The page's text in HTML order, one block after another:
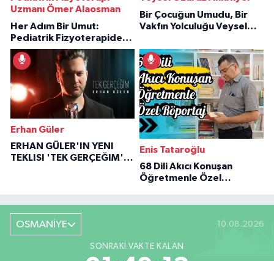
Uzmanı Ömer Alaosman
Her Adım Bir Umut:
Pediatrik Fizyoterapiden
İlham Veren Hikâyeler
Bir Çocuğun Umudu, Bir
Vakfın Yolculuğu Veysel
Erhan Güler
ERHAN GÜLER'IN YENI
TEKLISI 'TEK GERÇEĞIM'LE
Enis Tataroğlu
68 Dili Akıcı Konuşan
Öğretmenle Özel
OSMANİYE 10.08.2026
SONRAKI VAKTE KALAN